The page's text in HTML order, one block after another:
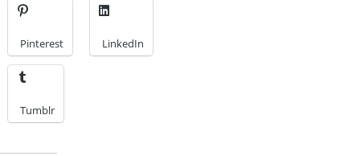
Pinterest LinkedIn
Tumblr